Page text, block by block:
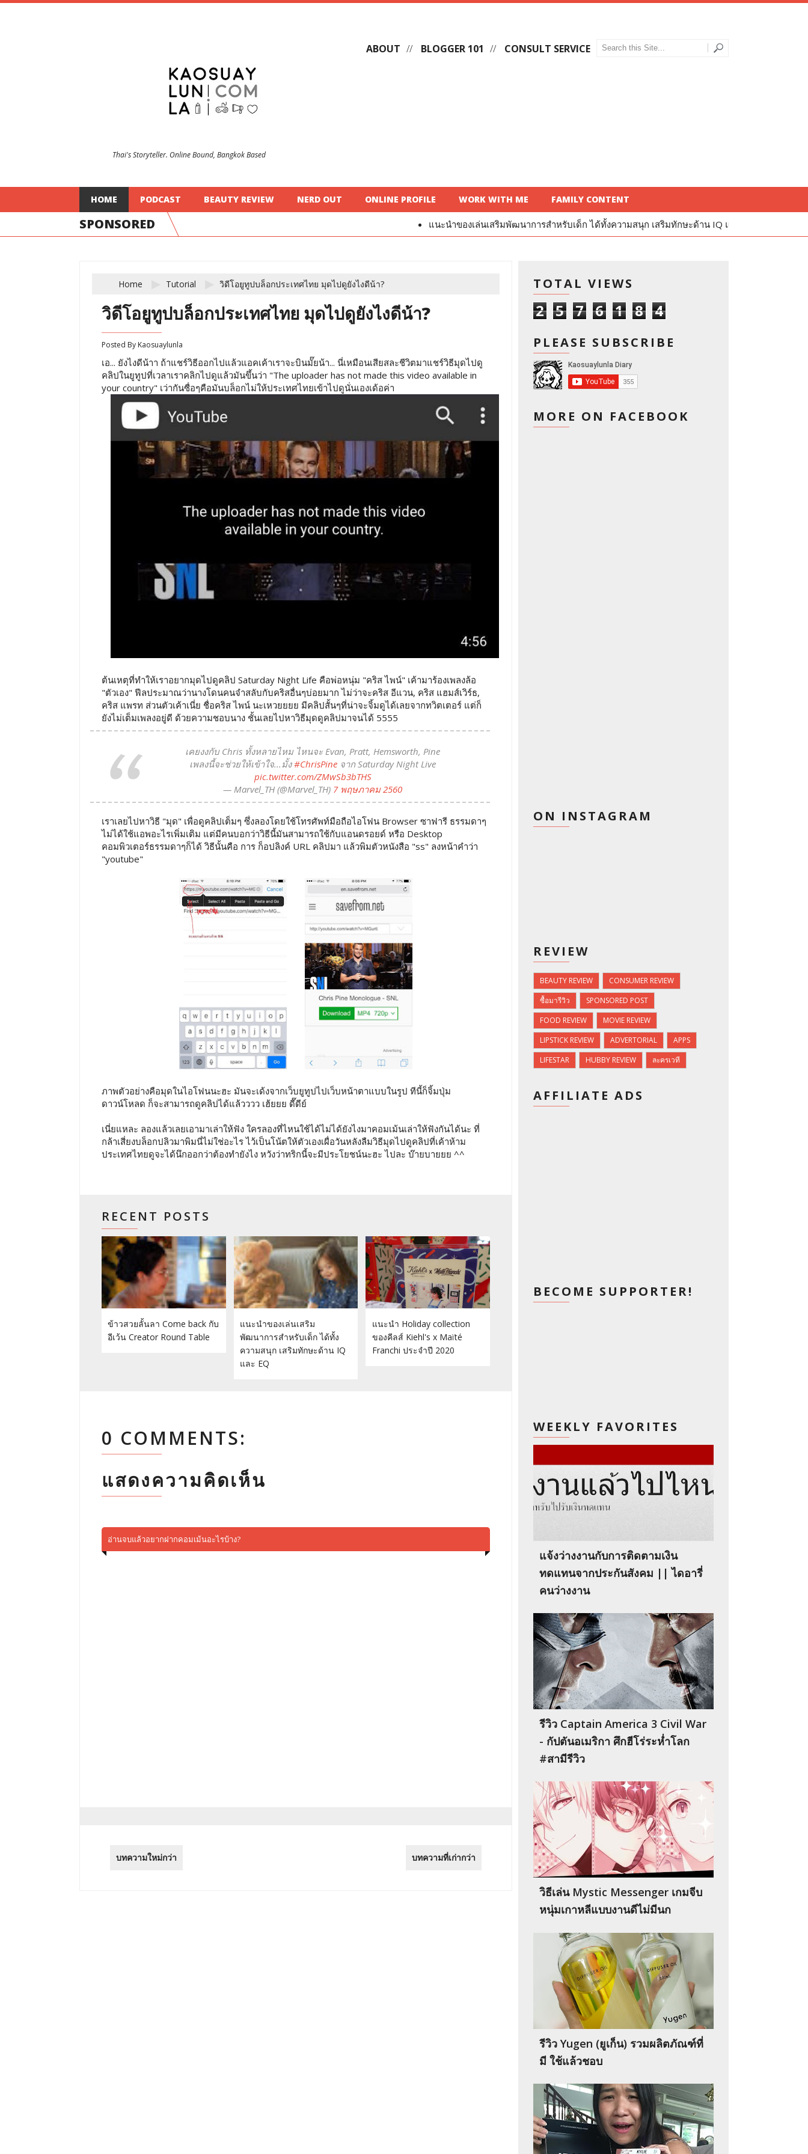
Thai's Storyteller. Online Bound, Bangkok Based
ABOUT BLOGGER 101 CONSULT SERVICE
HOME PODCAST BEAUTY REVIEW NERD OUT ONLINE PROFILE WORK WITH ME FAMILY CONTENT
SPONSORED แนะนำของเล่นเสริมพัฒนาการสำหรับเด็ก ได้ทั้งความสนุก เสริมทักษะด้าน IQ และ EQ รีวิว Kinder
Home Tutorial วิดีโอยูทูปบล็อกประเทศไทย มุดไปดูยังไงดีน้า?
วิดีโอยูทูปบล็อกประเทศไทย มุดไปดูยังไงดีน้า?
Posted By Kaosuaylunla
เอ... ยังไงดีน้าา ถ้าแชร์วิธีออกไปแล้วแอคเค้าเราจะบินมั๊ยน้า... นี่เหมือนเสียสละชีวิตมาแชร์วิธีมุดไปดู
คลิปในยูทูปที่เวลาเราคลิกไปดูแล้วมันขึ้นว่า "The uploader has not made this video available in
your country" เว่ากันซื่อๆคือมันบล็อกไม่ให้ประเทศไทยเข้าไปดูนั่นเองเด้อค่า
ต้นเหตุที่ทำให้เราอยากมุดไปดูคลิป Saturday Night Life คือพ่อหนุ่ม "คริส ไพน์" เค้ามาร้องเพลงล้อ
"ตัวเอง" ฟีลประมาณว่านางโดนคนจำสลับกับคริสอื่นๆบ่อยมาก ไม่ว่าจะคริส อีแวน, คริส แฮมส์เวิร์ธ,
คริส แพรท ส่วนตัวเค้าเนี่ย ชื่อคริส ไพน์ นะเหวยยยย มีคลิปสั้นๆที่น่าจะจิ้มดูได้เลยจากทวิตเตอร์ แต่ก็
ยังไม่เต็มเพลงอยู่ดี ด้วยความชอบนาง ชั้นเลยไปหาวิธีมุดดูคลิปมาจนได้ 5555
เคยงงกับ Chris ทั้งหลายไหม ไหนจะ Evan, Pratt, Hemsworth, Pine
เพลงนี้จะช่วยให้เข้าใจ...มั้ง#ChrisPine จาก Saturday Night Live
pic.twitter.com/ZMwSb3bTHS
— Marvel_TH (@Marvel_TH) 7 พฤษภาคม 2560
เราเลยไปหาวิธี "มุด" เพื่อดูคลิปเต็มๆ ซึ่งลองโดยใช้โทรศัพท์มือถือไอโฟน Browser ซาฟารี ธรรมดาๆ
ไม่ได้ใช้แอพอะไรเพิ่มเติม แต่มีคนบอกว่าวิธีนี้มันสามารถใช้กับแอนดรอยด์ หรือ Desktop
คอมพิวเตอร์ธรรมดาๆก็ได้ วิธีนั้นคือ การ ก็อปลิงค์ URL คลิปมา แล้วพิมตัวหนังสือ "ss" ลงหน้าคำว่า
"youtube"
ภาพตัวอย่างคือมุดในไอโฟนนะฮะ มันจะเด้งจากเว็บยูทูปไปเว็บหน้าตาแบบในรูป ทีนี้ก็จิ้มปุ่ม
ดาวน์โหลด ก็จะสามารถดูคลิปได้แล้วววว เฮ้ยยย ดี๊ดีย์
เนี่ยแหละ ลองแล้วเลยเอามาเล่าให้ฟัง ใครลองที่ไหนใช้ได้ไม่ได้ยังไงมาคอมเม้นเล่าให้ฟังกันได้นะ ที่
กล้าเสี่ยงบล็อกปลิวมาพิมนี่ไม่ใช่อะไร ไว้เป็นโน้ตให้ตัวเองเผื่อวันหลังลืมวิธีมุดไปดูคลิปที่เค้าห้าม
ประเทศไทยดูจะได้นึกออกว่าต้องทำยังไง หวังว่าทริกนี้จะมีประโยชน์นะฮะ ไปละ บ๊ายบายยย ^^
RECENT POSTS
ข้าวสวยลั้นลา Come back กับ
อีเว้น Creator Round Table
แนะนำของเล่นเสริม
พัฒนาการสำหรับเด็ก ได้ทั้ง
ความสนุก เสริมทักษะด้าน IQ
และ EQ
แนะนำ Holiday collection
ของคีลส์ Kiehl's x Maïté
Franchi ประจำปี 2020
0 COMMENTS:
แสดงความคิดเห็น
อ่านจบแล้วอยากฝากคอมเม้นอะไรบ้าง?
บทความใหม่กว่า บทความที่เก่ากว่า
TOTAL VIEWS
2 5 7 6 1 8 4
PLEASE SUBSCRIBE
MORE ON FACEBOOK
ON INSTAGRAM
REVIEW
BEAUTY REVIEW
CONSUMER REVIEW
ซื้อมารีวิว
SPONSORED POST
FOOD REVIEW
MOVIE REVIEW
LIPSTICK REVIEW
ADVERTORIAL
APPS
LIFESTAR
HUBBY REVIEW ละครเวที
AFFILIATE ADS
BECOME SUPPORTER!
WEEKLY FAVORITES
แจ้งว่างงานกับการติดตามเงิน
ทดแทนจากประกันสังคม || ไดอารี่
คนว่างงาน
รีวิว Captain America 3 Civil War
- กัปตันอเมริกา ศึกฮีโร่ระห่ำโลก
#สามีรีวิว
วิธีเล่น Mystic Messenger เกมจีบ
หนุ่มเกาหลีแบบงานดีไม่มีนก
รีวิว Yugen (ยูเก็น) รวมผลิตภัณฑ์ที่
มี ใช้แล้วชอบ